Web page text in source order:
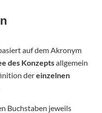
auf dem Akronym
des Konzeptsallgemein
dereinzelnen
Buchstaben jeweils